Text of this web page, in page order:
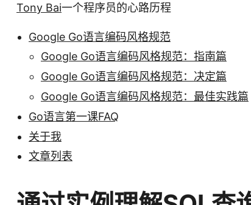
Tony Bai一个程序员的心路历程
Google Go语言编码风格规范
Google Go语言编码风格规范：指南篇
Google Go语言编码风格规范：决定篇
Google Go语言编码风格规范：最佳实践篇
Go语言第一课FAQ
关于我
文章列表